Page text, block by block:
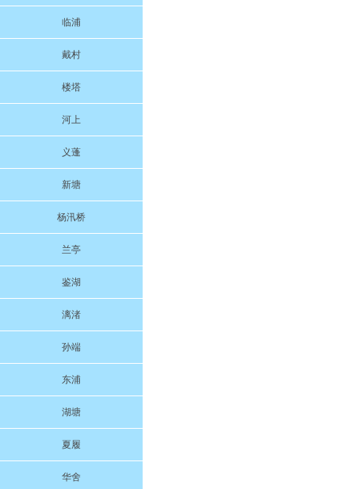
临浦
戴村
楼塔
河上
义蓬
新塘
杨汛桥
兰亭
鉴湖
漓渚
孙端
东浦
湖塘
夏履
华舍